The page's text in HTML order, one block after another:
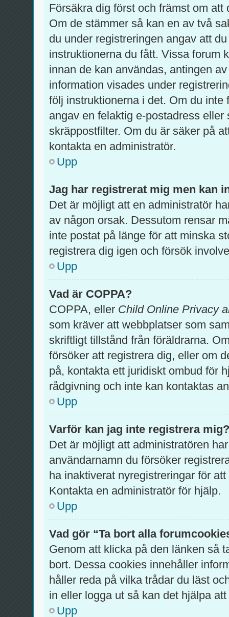
Försäkra dig först och främst om
Om de stämmer så kan en av två
du under registreringen angav att
instruktionerna du fått. Vissa forum
innan de kan användas, antingen
information visades under
följ instruktionerna i det. Om du
angav en felaktig e-postadress
skräppostfilter. Om du är säker på
kontakta en administratör.
Upp
Jag har registrerat mig men kan
Det är möjligt att en administratör
av någon orsak. Dessutom rensar
inte postat på länge för att minska
registrera dig igen och försök
Upp
Vad är COPPA?
COPPA, eller Child Online Privacy
som kräver att webbplatser som
skriftligt tillstånd från föräldrarna.
försöker att registrera dig, eller om
på, kontakta ett juridiskt ombud för
rådgivning och inte kan kontaktas
Upp
Varför kan jag inte registrera mig?
Det är möjligt att administratören
användarnamn du försöker
ha inaktiverat nyregistreringar för
Kontakta en administratör för hjälp.
Upp
Vad gör “Ta bort alla
Genom att klicka på den länken så
bort. Dessa cookies innehåller
håller reda på vilka trådar du läst
in eller logga ut så kan det hjälpa
Upp